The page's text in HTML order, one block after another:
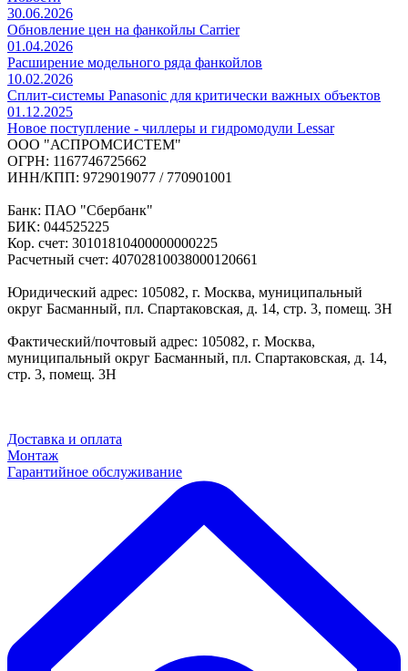
30.06.2026
Обновление цен на фанкойлы Carrier
01.04.2026
Расширение модельного ряда фанкойлов
10.02.2026
Сплит-системы Panasonic для критически важных объектов
01.12.2025
Новое поступление - чиллеры и гидромодули Lessar
ООО "АСПРОМСИСТЕМ"
ОГРН: 1167746725662
ИНН/КПП: 9729019077 / 770901001
Банк: ПАО "Сбербанк"
БИК: 044525225
Кор. счет: 30101810400000000225
Расчетный счет: 40702810038000120661
Юридический адрес: 105082, г. Москва, муниципальный
округ Басманный, пл. Спартаковская, д. 14, стр. 3, помещ. 3Н
Фактический/почтовый адрес: 105082, г. Москва,
муниципальный округ Басманный, пл. Спартаковская, д. 14,
стр. 3, помещ. 3Н
Доставка и оплата
Монтаж
Гарантийное обслуживание